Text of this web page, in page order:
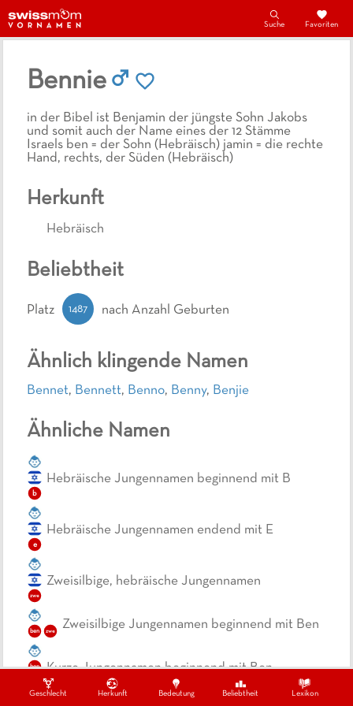
Geschlecht Herkunft Bedeutung Beliebtheit Lexikon
Suche Favoriten
Bennie
in der Bibel ist Benjamin der jüngste Sohn Jakobs
und somit auch der Name eines der 12 Stämme
Israels ben = der Sohn (Hebräisch) jamin = die rechte
Hand, rechts, der Süden (Hebräisch)
Herkunft
Hebräisch
Ähnlich klingende Namen
Bennet, Bennett, Benno, Benny, Benjie
Ähnliche Namen
b
Hebräische Jungennamen beginnend mit B
e
Hebräische Jungennamen endend mit E
zwe
Zweisilbige, hebräische Jungennamen
ben zwe Zweisilbige Jungennamen beginnend mit Ben
ben Kurze Jungennamen beginnend mit Ben
Beliebtheit
Platz 1487 nach Anzahl Geburten